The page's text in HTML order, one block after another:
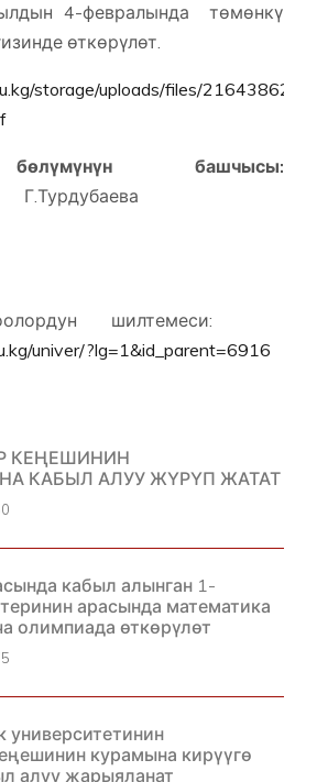
4-февралында төмөнкү
өткөрүлөт.
storage/uploads/files/
башчысы:
Г.Турдубаева
шилтемеси:
univer/?lg=1&id_parent=6916
КЕҢЕШИНИН
КАБЫЛ АЛУУ ЖҮРҮП ЖАТАТ
кабыл алынган 1-
арасында математика
олимпиада өткөрүлөт
курамына кирүүгө
алуу жарыяланат